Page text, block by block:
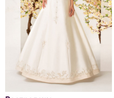
Нравится